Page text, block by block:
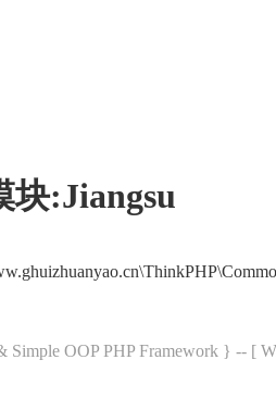
块:Jiangsu
Simple OOP PHP Framework } -- [